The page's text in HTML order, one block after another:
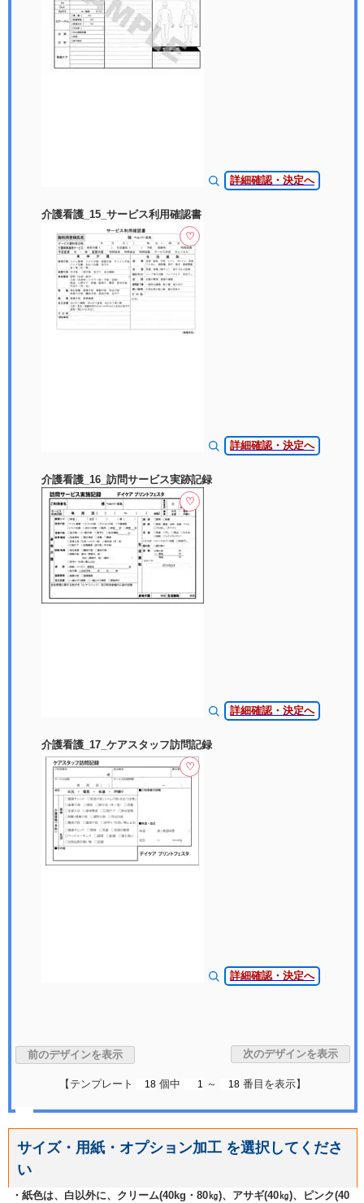
詳細確認・決定へ
介護看護_15_サービス利用確認書
♡
詳細確認・決定へ
介護看護_16_訪問サービス実跡記録
♡
詳細確認・決定へ
介護看護_17_ケアスタッフ訪問記録
♡
詳細確認・決定へ
【テンプレート 個中 ～ 番目を表示】
サイズ・用紙・オプション加工 を選択してくださ
い
・紙色は、白以外に、クリーム(40kg・80㎏)、アサギ(40㎏)、ピンク(40